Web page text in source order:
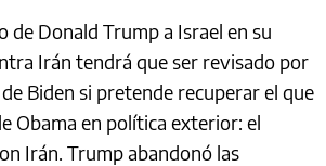
de Donald Trump a Israel en su
Irán tendrá que ser revisado por
Biden si pretende recuperar el que
Obama en política exterior: el
Irán. Trump abandonó las